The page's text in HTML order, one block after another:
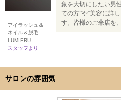
アイラッシュ＆
ネイル＆脱毛
LUMIERU
スタッフより
象を大切にしたい男
ての方”や”美容に詳
す。皆様のご来店を
サロンの雰囲気